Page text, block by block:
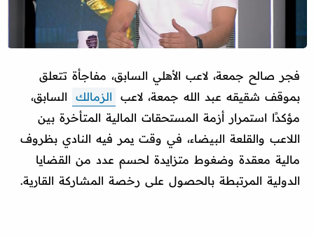
فجر صالح جمعة، لاعب الأهلي السابق، مفاجأة تتعلق
بموقف شقيقه عبد الله جمعة، لاعب
الزمالك
السابق،
مؤكدًا استمرار أزمة المستحقات المالية المتأخرة بين
اللاعب والقلعة البيضاء، في وقت يمر فيه النادي بظروف
مالية معقدة وضغوط متزايدة لحسم عدد من القضايا
الدولية المرتبطة بالحصول على رخصة المشاركة القارية.